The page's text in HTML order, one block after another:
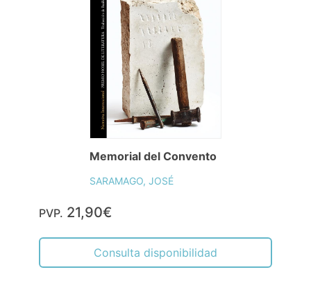
Memorial del Convento
SARAMAGO, JOSÉ
PVP. 21,90€
Consulta disponibilidad